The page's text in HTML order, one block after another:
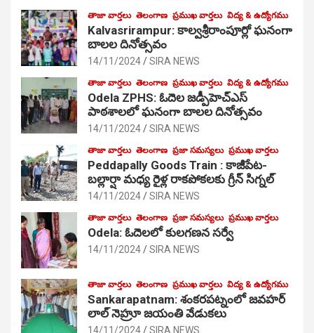
తాజా వార్తలు తెలంగాణ ప్రముఖ వార్తలు విద్య & ఉద్యోగము
Kalvasrirampur: కాల్వశ్రీరాంపూర్లో ఘనంగా
బాలల దినోత్సవం
14/11/2024 SIRA NEWS
తాజా వార్తలు తెలంగాణ ప్రముఖ వార్తలు విద్య & ఉద్యోగము
Odela ZPHS: ఓదెల జ‌డ్పీహెచ్ఎస్
పాఠ‌శాల‌లో ఘనంగా బాలల దినోత్సవం
14/11/2024 SIRA NEWS
తాజా వార్తలు తెలంగాణ ప్రజా సమస్యలు ప్రముఖ వార్తలు
Peddapally Goods Train : కాజీపేట-
బల్లార్షా మధ్య రైళ్ల రాకపోకలకు గ్రీన్ సిగ్నల్
14/11/2024 SIRA NEWS
తాజా వార్తలు తెలంగాణ ప్రజా సమస్యలు ప్రముఖ వార్తలు
Odela: ఓదెలలో కులగణన సర్వే
14/11/2024 SIRA NEWS
తాజా వార్తలు తెలంగాణ ప్రముఖ వార్తలు విద్య & ఉద్యోగము
Sankarapatnam: శంకరపట్నంలో జవహర్
లాల్ నెహ్రూ జయంతి వేడుకలు
14/11/2024 SIRA NEWS